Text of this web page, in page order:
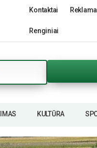
Kontaktai Reklama
Renginiai
KULTŪRA
nuo­tr.